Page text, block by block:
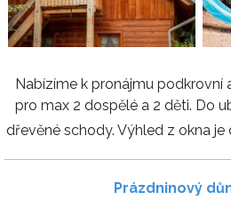
Nabízíme k pronájmu podkrovní
pro max 2 dospělé a 2 děti. Do
dřevěné schody. Výhled z okna je
Prázdninový